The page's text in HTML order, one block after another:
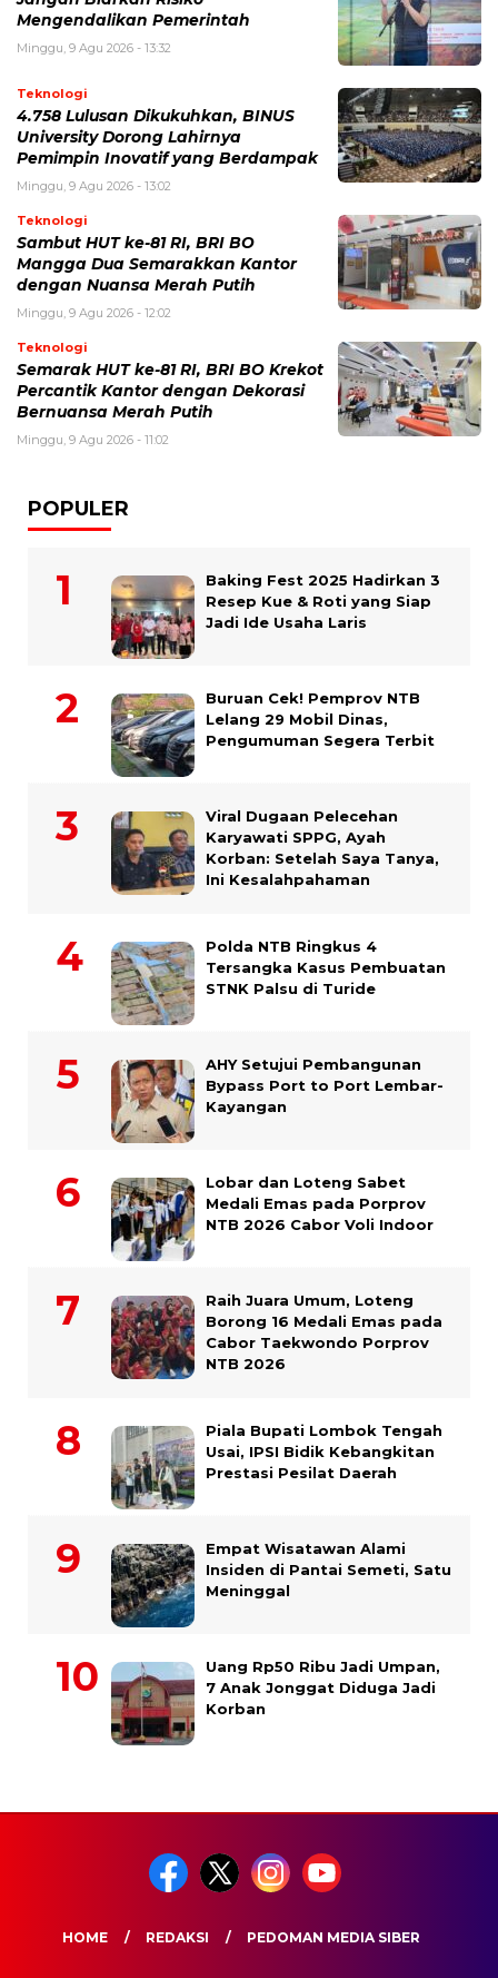
Mengendalikan Pemerintah
Minggu, 9 Agu 2026 - 13:32
Teknologi
4.758 Lulusan Dikukuhkan, BINUS
University Dorong Lahirnya
Pemimpin Inovatif yang Berdampak
Minggu, 9 Agu 2026 - 13:02
Teknologi
Sambut HUT ke-81 RI, BRI BO
Mangga Dua Semarakkan Kantor
dengan Nuansa Merah Putih
Minggu, 9 Agu 2026 - 12:02
Teknologi
Semarak HUT ke-81 RI, BRI BO Krekot
Percantik Kantor dengan Dekorasi
Bernuansa Merah Putih
Minggu, 9 Agu 2026 - 11:02
POPULER
Baking Fest 2025 Hadirkan 3
Resep Kue & Roti yang Siap
Jadi Ide Usaha Laris
Buruan Cek! Pemprov NTB
Lelang 29 Mobil Dinas,
Pengumuman Segera Terbit
Viral Dugaan Pelecehan
Karyawati SPPG, Ayah
Korban: Setelah Saya Tanya,
Ini Kesalahpahaman
Polda NTB Ringkus 4
Tersangka Kasus Pembuatan
STNK Palsu di Turide
AHY Setujui Pembangunan
Bypass Port to Port Lembar-
Kayangan
Lobar dan Loteng Sabet
Medali Emas pada Porprov
NTB 2026 Cabor Voli Indoor
Raih Juara Umum, Loteng
Borong 16 Medali Emas pada
Cabor Taekwondo Porprov
NTB 2026
Piala Bupati Lombok Tengah
Usai, IPSI Bidik Kebangkitan
Prestasi Pesilat Daerah
Empat Wisatawan Alami
Insiden di Pantai Semeti, Satu
Meninggal
Uang Rp50 Ribu Jadi Umpan,
7 Anak Jonggat Diduga Jadi
Korban
HOME REDAKSI PEDOMAN MEDIA SIBER